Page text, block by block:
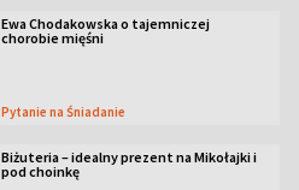
Ewa Chodakowska o tajemniczej
chorobie mięśni
Pytanie na Śniadanie
Biżuteria – idealny prezent na Mikołajki i
pod choinkę